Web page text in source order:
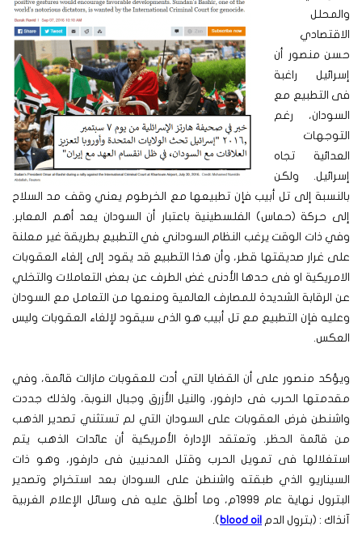
والمحلل
الاقتصادي
حسن منصور أن
إسرائيل راغبة
فى التطبيع مع
السودان، رغم
التوجهات
العدائية تجاه
إسرائيل. ولكن
بالنسبة إلى تل أبيب فإن تطبيعها مع الخرطوم يعني وقف مد السلاح
إلى حركة (حماس) الفلسطينية باعتبار أن السودان يعد أهم المعابر.
وفي ذات الوقت يرغب النظام السوداني في التطبيع بطريقة غير معلنة
على غرار صديقتها قطر، وأن هذا التطبيع قد يقود إلى إلغاء العقوبات
الامريكية او فى حدها الأدنى غض الطرف عن بعض التعاملات والتخلي
عن الرقابة الشديدة للمصارف العالمية ومنعها من التعامل مع السودان
وعليه فإن التطبيع مع تل أبيب هو الذى سيقود لإلغاء العقوبات وليس
العكس.
ويؤكد منصور على أن القضايا التي أدت للعقوبات مازالت قائمة، وفي
مقدمتها الحرب فى دارفور، والنيل الأزرق وجبال النوبة، ولذلك جددت
واشنطن فرض العقوبات على السودان التي لم تستثني تصدير الذهب
من قائمة الحظر. وتعتقد الإدارة الأمريكية أن عائدات الذهب يتم
استغلالها فى تمويل الحرب وقتل المدنيين فى دارفور، وهو ذات
السيناريو الذي طبقته واشنطن على السودان بعد استخراج وتصدير
البترول نهاية عام ١٩٩٩م، وما أطلق عليه فى وسائل الإعلام الغربية
آنذاك : (بترول الدم blood oil
).